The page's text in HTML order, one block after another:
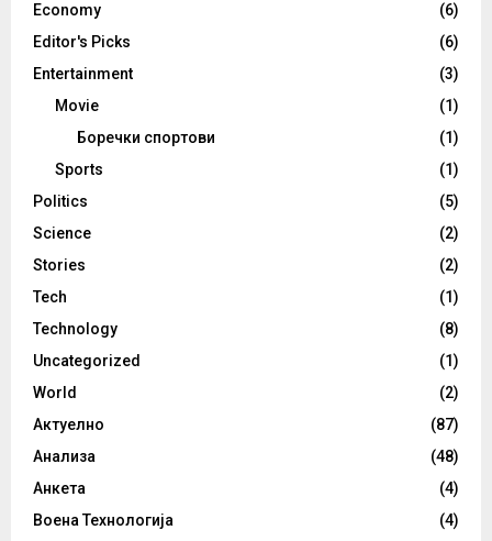
Economy
(6)
Editor's Picks
(6)
Entertainment
(3)
Movie
(1)
Боречки спортови
(1)
Sports
(1)
Politics
(5)
Science
(2)
Stories
(2)
Tech
(1)
Technology
(8)
Uncategorized
(1)
World
(2)
Актуелно
(87)
Анализа
(48)
Анкета
(4)
Воена Технологија
(4)